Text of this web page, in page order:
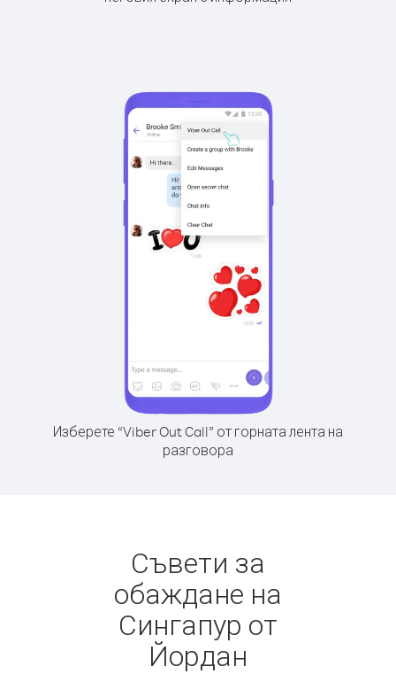
Изберете “Viber Out Call” от горната лента на
разговора
Съвети за
обаждане на
Сингапур от
Йордан